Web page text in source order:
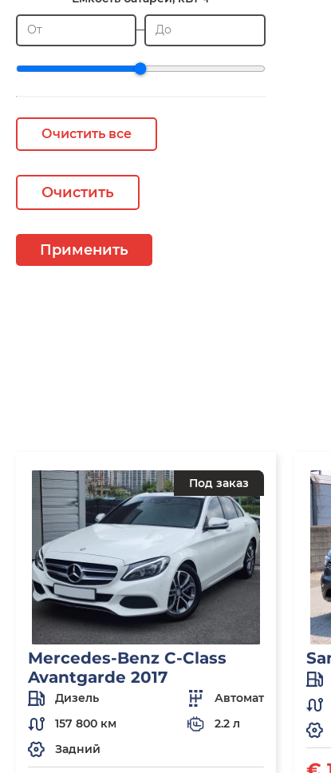
От До
Очистить все
Очистить
Применить
Под заказ
Mercedes-Benz C-Class
Avantgarde 2017
Дизель
Автомат
157 800 км
2.2 л
Задний